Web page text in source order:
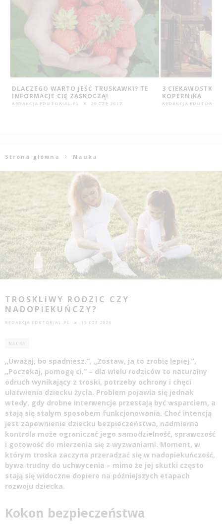
3 CIEKAWOSTKI Z ŻYCIA MIKOŁAJA
KOPERNIKA
REDAKCJA EDUTORIAL.PL 24 MAJA 2016
PRAWA
IMIGRACYJNEGO
REDAKCJA
Strona główna Nauka
TROSKLIWY RODZIC CZY
NADOPIEKUŃCZY?
REDAKCJA EDUTORIAL.PL 15 CZE 2026
NAUKA
„Uważaj, bo spadniesz.”, „Zostaw, ja to zrobię lepiej.”,
„Poczekaj, pomogę ci.” – dla wielu rodziców to naturalny
odruch wynikający z troski, potrzeby ochrony i chęci
ułatwienia dziecku życia. Problem pojawia się jednak
wtedy, gdy drobne interwencje przestają być wsparciem, a
stają się stałym sposobem funkcjonowania. Choć intencją
jest zapewnienie dziecku bezpieczeństwa, nadmierna
kontrola może ograniczać jego samodzielność, sprawczość
i gotowość do mierzenia się z wyzwaniami. Moment, w
którym troska zaczyna przeradzać się w nadopiekuńczość,
bywa trudny do uchwycenia – mimo że jej skutki często
stają się widoczne dopiero na późniejszych etapach
rozwoju dziecka.
Kokon bezpieczeństwa